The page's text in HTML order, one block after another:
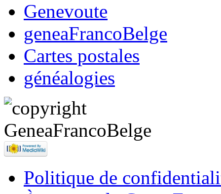
Genevoute
geneaFrancoBelge
Cartes postales
généalogies
Politique de